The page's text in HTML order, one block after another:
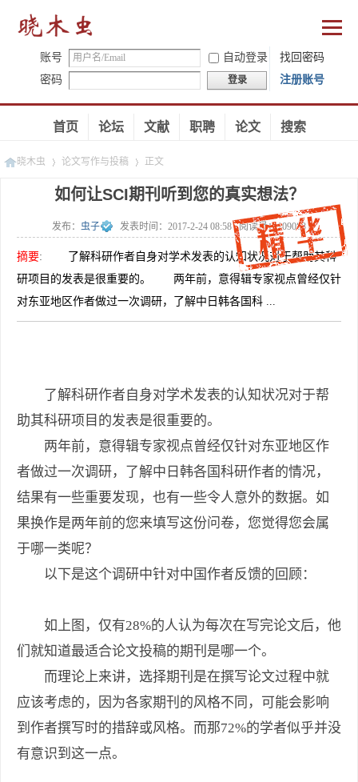
账号 自动登录
找回密码
密码
登录 注册账号
首页 论坛 文献 职聘 论文 搜索
晓木虫 论文写作与投稿
»
正文
如何让SCI期刊听到您的真实想法？
发布： 虫子 发表时间： 2017-2-24 08:58 阅读量：109088
摘要:
了解科研作者自身对学术发表的认知状况对于帮助其科
研项目的发表是很重要的。 两年前，意得辑专家视点曾经仅针
对东亚地区作者做过一次调研，了解中日韩各国科 ...
了解科研作者自身对学术发表的认知状况对于帮
助其科研项目的发表是很重要的。
两年前，意得辑专家视点曾经仅针对东亚地区作
者做过一次调研，了解中日韩各国科研作者的情况，
结果有一些重要发现，也有一些令人意外的数据。如
果换作是两年前的您来填写这份问卷，您觉得您会属
于哪一类呢？
以下是这个调研中针对中国作者反馈的回顾：
如上图，仅有28%的人认为每次在写完论文后，他
们就知道最适合论文投稿的期刊是哪一个。
而理论上来讲，选择期刊是在撰写论文过程中就
应该考虑的，因为各家期刊的风格不同，可能会影响
到作者撰写时的措辞或风格。而那72%的学者似乎并没
有意识到这一点。